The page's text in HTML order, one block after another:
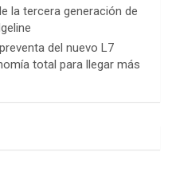
la tercera generación de
del nuevo L7
total para llegar más